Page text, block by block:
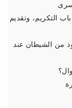
التكريم، وتقديم
من الشيطان عند